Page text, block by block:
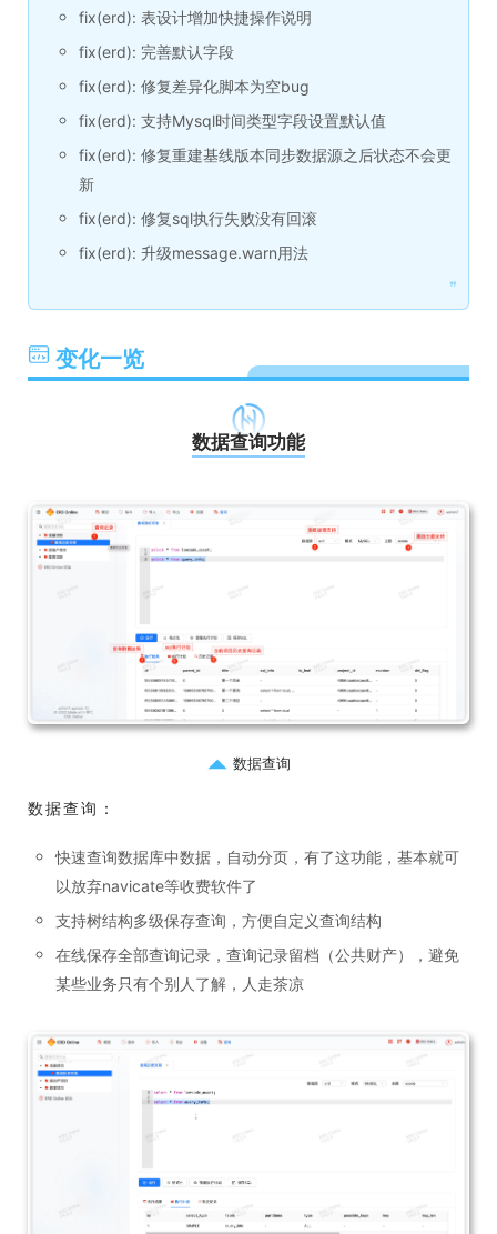
fix(erd): 表设计增加快捷操作说明
fix(erd): 完善默认字段
fix(erd): 修复差异化脚本为空bug
fix(erd): 支持Mysql时间类型字段设置默认值
fix(erd): 修复重建基线版本同步数据源之后状态不会更
新
fix(erd): 修复sql执行失败没有回滚
fix(erd): 升级message.warn用法
❞
变化一览
数据查询功能
数据查询
数据查询：
快速查询数据库中数据，自动分页，有了这功能，基本就可
以放弃navicate等收费软件了
支持树结构多级保存查询，方便自定义查询结构
在线保存全部查询记录，查询记录留档（公共财产），避免
某些业务只有个别人了解，人走茶凉